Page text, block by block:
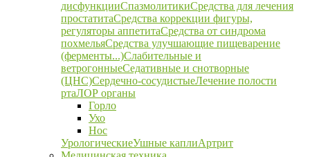
дисфункцииСпазмолитикиСредства для лечения
простатитаСредства коррекции фигуры,
регуляторы аппетитаСредства от синдрома
похмельяСредства улучшающие пищеварение
(ферменты...)Слабительные и
ветрогонныеСедативные и снотворные
(ЦНС)Сердечно-сосудистыеЛечение полости
ртаЛОР органы
Горло
Ухо
Нос
УрологическиеУшные каплиАртрит